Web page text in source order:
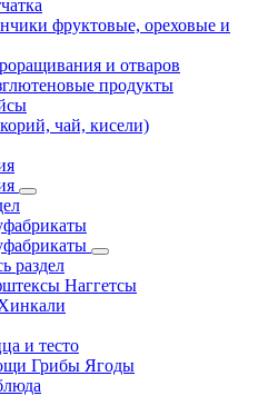
фруктовые, ореховые и
и отваров
продукты
чай, кисели)
раздел
Наггетсы
и тесто
Грибы Ягоды